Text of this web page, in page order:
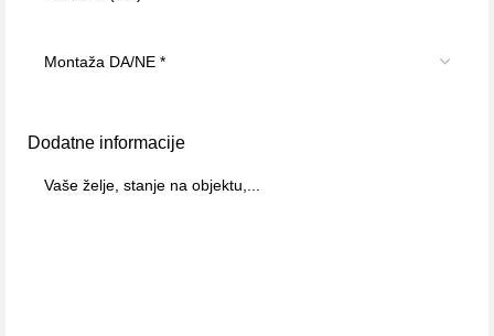
Dodatne informacije